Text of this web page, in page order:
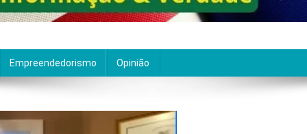
Empreendedorismo Opinião